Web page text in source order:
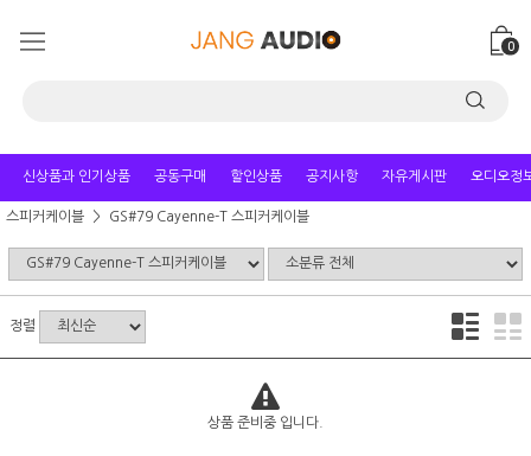
0
신상품과 인기상품 공동구매 할인상품 공지사항 자유게시판 오디오정
스피커케이블 GS#79 Cayenne-T 스피커케이블
정렬
상품 준비중 입니다.